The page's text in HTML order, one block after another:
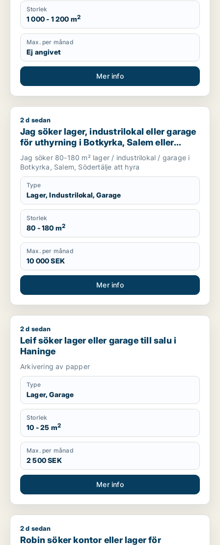
Storlek
1 000 - 1 200 m2
Max. per månad
Ej angivet
Mer info
Jag söker lager, industrilokal eller garage för uthyrning i
2 d sedan
Jag söker lager, industrilokal eller garage
för uthyrning i Botkyrka, Salem eller
Södertälje
Jag söker 80-180 m² lager / industrilokal / garage i
Botkyrka, Salem, Södertälje att hyra
Type
Lager, Industrilokal, Garage
Storlek
80 - 180 m2
Max. per månad
10 000 SEK
Mer info
Leif söker lager eller garage till salu i Haninge
2 d sedan
Leif söker lager eller garage till salu i
Haninge
Arkivering av papper
Type
Lager, Garage
Storlek
10 - 25 m2
Max. per månad
2 500 SEK
Mer info
Robin söker kontor eller lager för uthyrning i Söderort
2 d sedan
Robin söker kontor eller lager för